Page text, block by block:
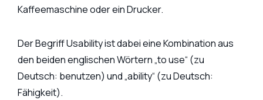
Kaffeemaschine oder ein Drucker.
Der Begriff Usability ist dabei eine Kombination aus
den beiden englischen Wörtern „to use“ (zu
Deutsch: benutzen) und „ability“ (zu Deutsch:
Fähigkeit).